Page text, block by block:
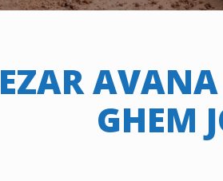
GHEM